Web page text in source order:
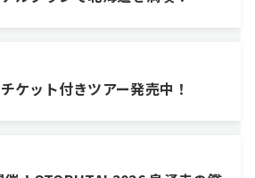
ケット付きツアー発売中！